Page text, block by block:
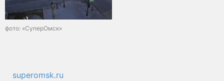
фото: «СуперОмск»
superomsk.ru